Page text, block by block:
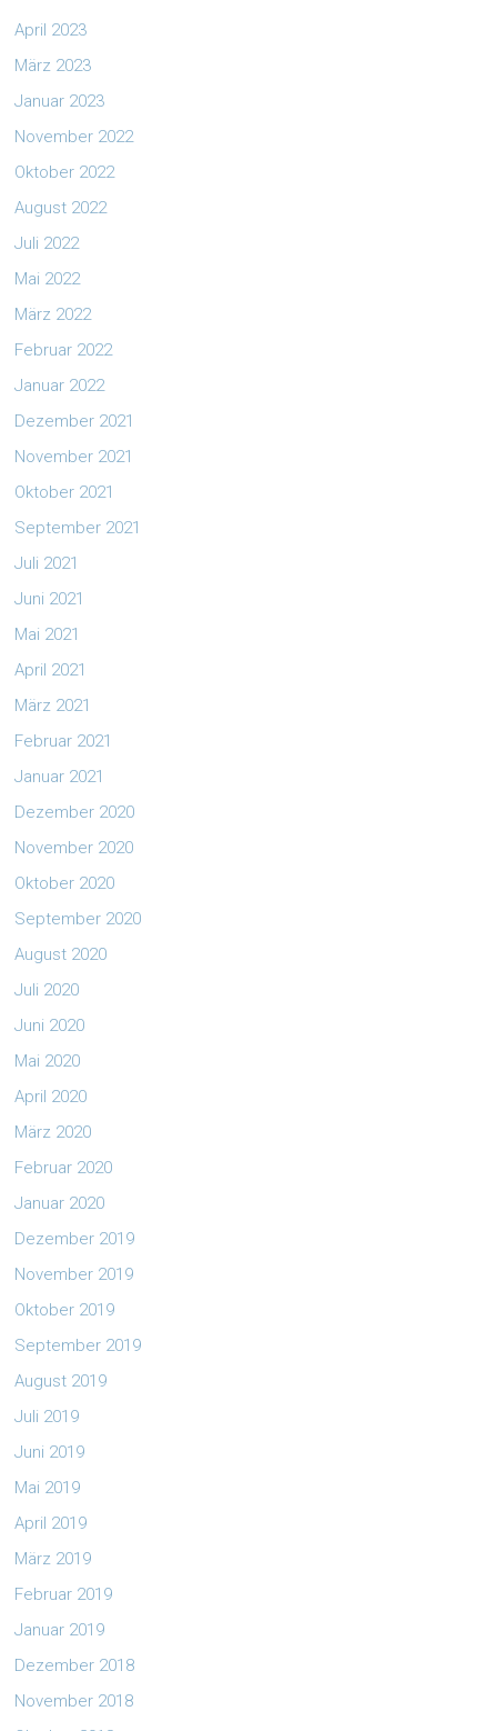
April 2023
März 2023
Januar 2023
November 2022
Oktober 2022
August 2022
Juli 2022
Mai 2022
März 2022
Februar 2022
Januar 2022
Dezember 2021
November 2021
Oktober 2021
September 2021
Juli 2021
Juni 2021
Mai 2021
April 2021
März 2021
Februar 2021
Januar 2021
Dezember 2020
November 2020
Oktober 2020
September 2020
August 2020
Juli 2020
Juni 2020
Mai 2020
April 2020
März 2020
Februar 2020
Januar 2020
Dezember 2019
November 2019
Oktober 2019
September 2019
August 2019
Juli 2019
Juni 2019
Mai 2019
April 2019
März 2019
Februar 2019
Januar 2019
Dezember 2018
November 2018